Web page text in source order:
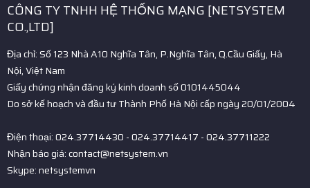
CÔNG TY TNHH HỆ THỐNG MẠNG [NETSYSTEM
CO.,LTD]
Địa chỉ: Số 123 Nhà A10 Nghĩa Tân, P.Nghĩa Tân, Q.Cầu Giấy, Hà
Nội, Việt Nam
Giấy chứng nhận đăng ký kinh doanh số 0101445044
Do sở kế hoạch và đầu tư Thành Phố Hà Nội cấp ngày 20/01/2004
Điện thoại: 024.37714430 - 024.37714417 - 024.37711222
Nhận báo giá: contact@netsystem.vn
Skype: netsystemvn